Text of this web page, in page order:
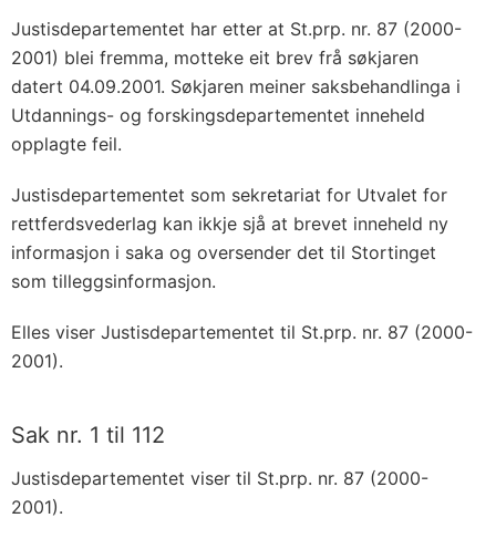
Justisdepartementet har etter at St.prp. nr. 87 (2000-
2001) blei fremma, motteke eit brev frå søkjaren
datert 04.09.2001. Søkjaren meiner saksbehandlinga i
Utdannings- og forskingsdepartementet inneheld
opplagte feil.
Justisdepartementet som sekretariat for Utvalet for
rettferdsvederlag kan ikkje sjå at brevet inneheld ny
informasjon i saka og oversender det til Stortinget
som tilleggsinformasjon.
Elles viser Justisdepartementet til St.prp. nr. 87 (2000-
2001).
Sak nr. 1 til 112
Justisdepartementet viser til St.prp. nr. 87 (2000-
2001).